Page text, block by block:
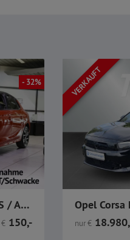
- 32%
Opel Corsa YES 1.2 100PS / Allwetter / LKR-HZ / SHZ /
€ 150,-
VERKAUFT
nur€